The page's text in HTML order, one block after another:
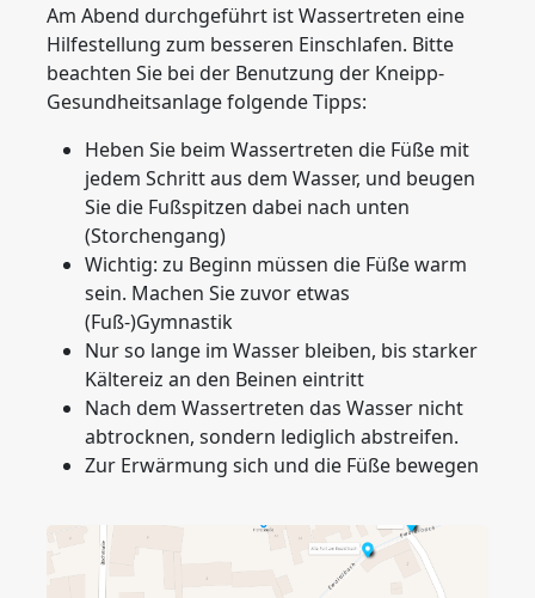
Am Abend durchgeführt ist Wassertreten eine
Hilfestellung zum besseren Einschlafen. Bitte
beachten Sie bei der Benutzung der Kneipp-
Gesundheitsanlage folgende Tipps:
Heben Sie beim Wassertreten die Füße mit
jedem Schritt aus dem Wasser, und beugen
Sie die Fußspitzen dabei nach unten
(Storchengang)
Wichtig: zu Beginn müssen die Füße warm
sein. Machen Sie zuvor etwas
(Fuß-)Gymnastik
Nur so lange im Wasser bleiben, bis starker
Kältereiz an den Beinen eintritt
Nach dem Wassertreten das Wasser nicht
abtrocknen, sondern lediglich abstreifen.
Zur Erwärmung sich und die Füße bewegen